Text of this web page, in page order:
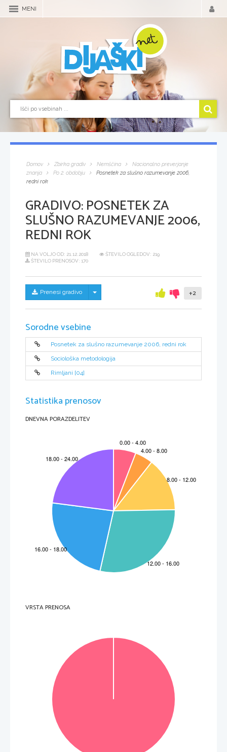
MENI
Domov Zbirka gradiv Nemščina
Nacionalno preverjanje
znanja
Po 2. obdobju
Posnetek za slušno razumevanje 2006,
redni rok
GRADIVO:POSNETEK ZA
SLUŠNO RAZUMEVANJE 2006,
REDNI ROK
NA VOLJO OD: 21.12.2018
ŠTEVILO OGLEDOV: 219
ŠTEVILO PRENOSOV: 170
Prenesi gradivo Skrij/prikaži meni +2
Sorodne vsebine
Posnetek za slušno razumevanje 2006, redni rok
Sociološka metodologija
Rimljani [04]
Statistika prenosov
DNEVNA PORAZDELITEV
VRSTA PRENOSA